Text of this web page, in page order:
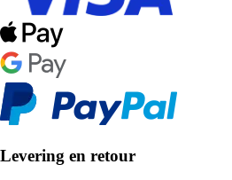
Levering en retour